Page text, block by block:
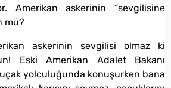
Amerikan askerinin “sevgilisine
mü?
askerinin sevgilisi olmaz ki
Eski Amerikan Adalet Bakanı
yolculuğunda konuşurken bana